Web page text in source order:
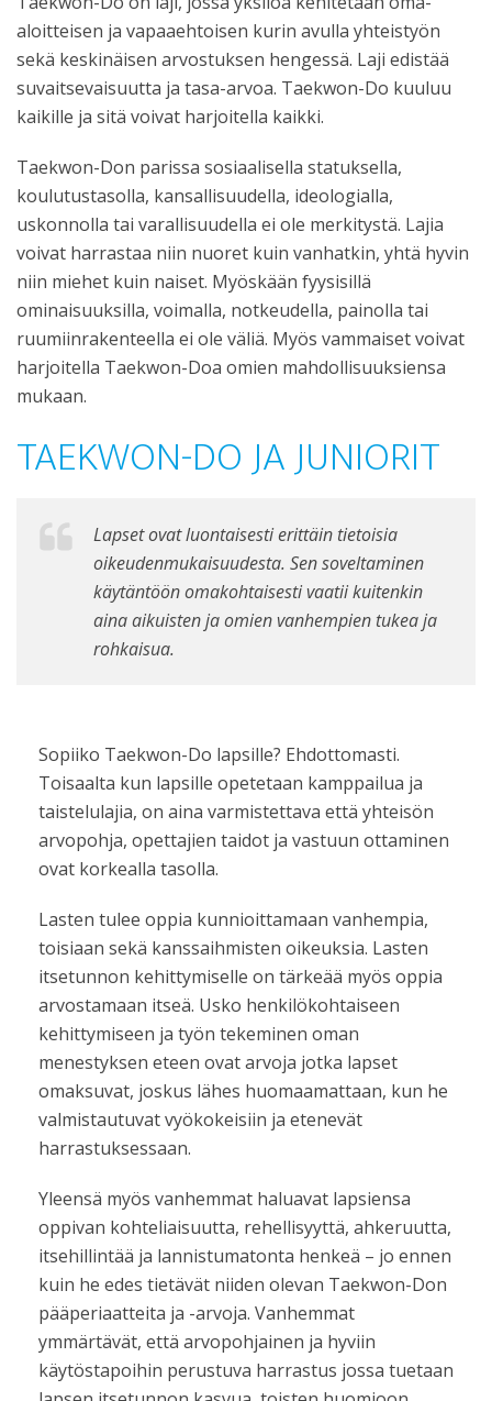
aloitteisen ja vapaaehtoisen kurin avulla yhteistyön
sekä keskinäisen arvostuksen hengessä. Laji edistää
suvaitsevaisuutta ja tasa-arvoa. Taekwon-Do kuuluu
kaikille ja sitä voivat harjoitella kaikki.
Taekwon-Don parissa sosiaalisella statuksella,
koulutustasolla, kansallisuudella, ideologialla,
uskonnolla tai varallisuudella ei ole merkitystä. Lajia
voivat harrastaa niin nuoret kuin vanhatkin, yhtä hyvin
niin miehet kuin naiset. Myöskään fyysisillä
ominaisuuksilla, voimalla, notkeudella, painolla tai
ruumiinrakenteella ei ole väliä. Myös vammaiset voivat
harjoitella Taekwon-Doa omien mahdollisuuksiensa
mukaan.
TAEKWON-DO JA JUNIORIT
Lapset ovat luontaisesti erittäin tietoisia
oikeudenmukaisuudesta. Sen soveltaminen
käytäntöön omakohtaisesti vaatii kuitenkin
aina aikuisten ja omien vanhempien tukea ja
rohkaisua.
Sopiiko Taekwon-Do lapsille? Ehdottomasti.
Toisaalta kun lapsille opetetaan kamppailua ja
taistelulajia, on aina varmistettava että yhteisön
arvopohja, opettajien taidot ja vastuun ottaminen
ovat korkealla tasolla.
Lasten tulee oppia kunnioittamaan vanhempia,
toisiaan sekä kanssaihmisten oikeuksia. Lasten
itsetunnon kehittymiselle on tärkeää myös oppia
arvostamaan itseä. Usko henkilökohtaiseen
kehittymiseen ja työn tekeminen oman
menestyksen eteen ovat arvoja jotka lapset
omaksuvat, joskus lähes huomaamattaan, kun he
valmistautuvat vyökokeisiin ja etenevät
harrastuksessaan.
Yleensä myös vanhemmat haluavat lapsiensa
oppivan kohteliaisuutta, rehellisyyttä, ahkeruutta,
itsehillintää ja lannistumatonta henkeä – jo ennen
kuin he edes tietävät niiden olevan Taekwon-Don
pääperiaatteita ja -arvoja. Vanhemmat
ymmärtävät, että arvopohjainen ja hyviin
käytöstapoihin perustuva harrastus jossa tuetaan